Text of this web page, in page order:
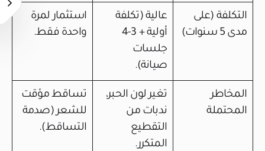
التكلفة (على
مدى 5 سنوات)
عالية (تكلفة
أولية + 3-4
جلسات
صيانة).
استثمار لمرة
واحدة فقط.
المخاطر
المحتملة
تغير لون الحبر،
ندبات من
التقطيع
المتكرر.
تساقط مؤقت
للشعر (صدمة
التساقط).